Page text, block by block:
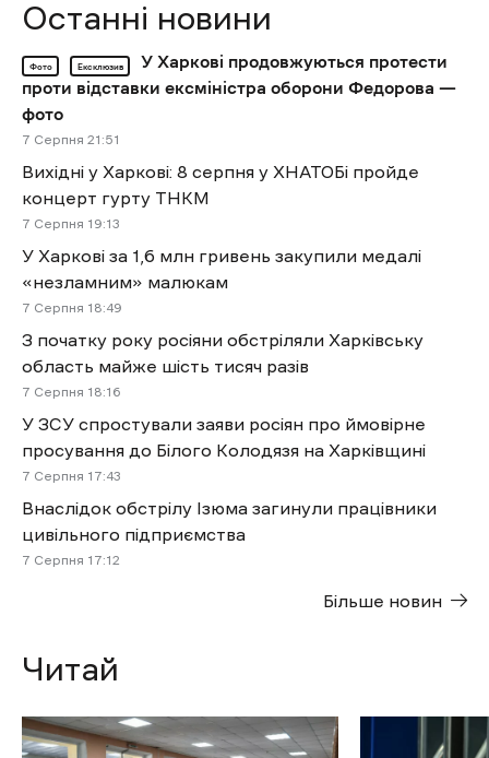
Останні новини
Фото Ексклюзив
У Харкові продовжуються протести
проти відставки ексміністра оборони Федорова —
фото
7 Cерпня 21:51
Вихідні у Харкові: 8 серпня у ХНАТОБі пройде
концерт гурту ТНКМ
7 Cерпня 19:13
У Харкові за 1,6 млн гривень закупили медалі
«незламним» малюкам
7 Cерпня 18:49
З початку року росіяни обстріляли Харківську
область майже шість тисяч разів
7 Cерпня 18:16
У ЗСУ спростували заяви росіян про ймовірне
просування до Білого Колодязя на Харківщині
7 Cерпня 17:43
Внаслідок обстрілу Ізюма загинули працівники
цивільного підприємства
7 Cерпня 17:12
Більше новин
Читай